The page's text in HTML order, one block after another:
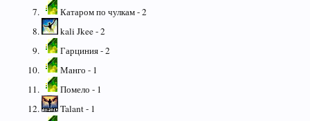
Катаром по чулкам - 2
kali Jkee - 2
Гарциния - 2
Манго - 1
Помело - 1
Talant - 1